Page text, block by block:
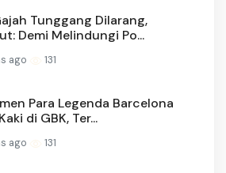
Tunggang Dilarang,
Demi Melindungi Po...
ago 131
Para Legenda Barcelona
di GBK, Ter...
ago 131